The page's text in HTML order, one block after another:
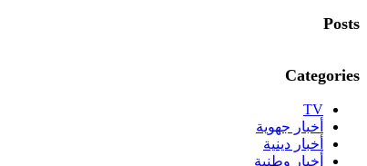
Posts
Categories
TV
أخبار جهوية
أخبار دينية
أخبار وطنية